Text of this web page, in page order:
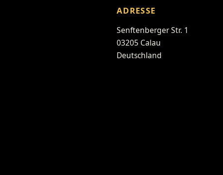
ADRESSE
Senftenberger Str. 1
03205 Calau
Deutschland